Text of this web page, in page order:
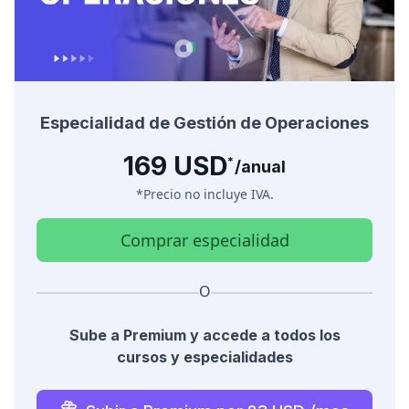
Especialidad de Gestión de Operaciones
169 USD* /anual
*Precio no incluye IVA.
Comprar especialidad
O
Sube a Premium y accede a todos los
cursos y especialidades